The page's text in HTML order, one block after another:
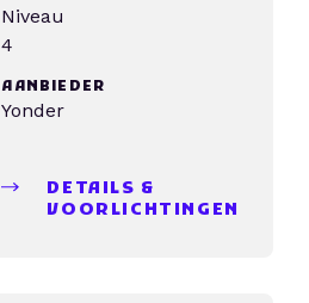
Niveau
4
AANBIEDER
Yonder
DETAILS &
VOORLICHTINGEN